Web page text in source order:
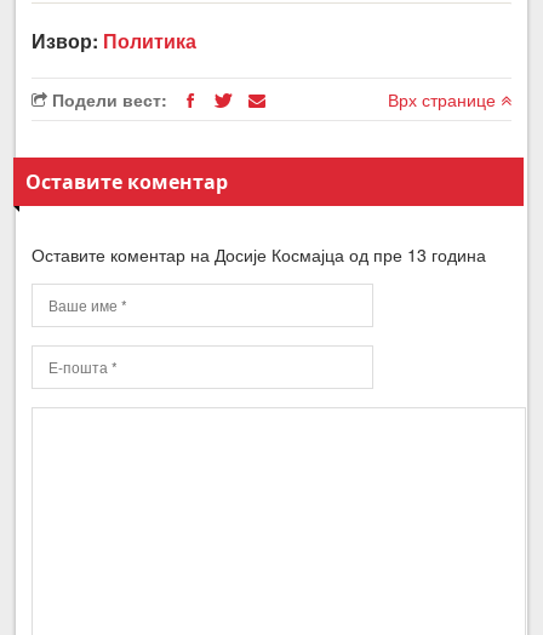
Извор: Политика
Подели вест: Врх странице
Оставите коментар
Оставите коментар на Досије Космајца од пре 13 година